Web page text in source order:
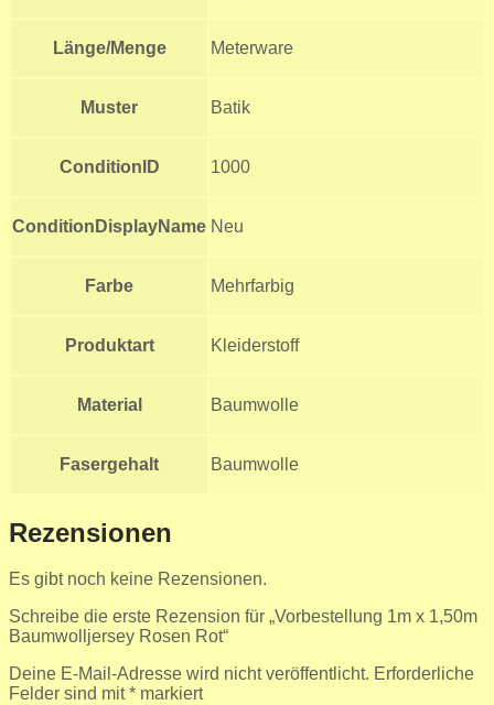
Länge/Menge Meterware
Muster Batik
ConditionID 1000
ConditionDisplayName Neu
Farbe Mehrfarbig
Produktart Kleiderstoff
Material Baumwolle
Fasergehalt Baumwolle
Rezensionen
Es gibt noch keine Rezensionen.
Schreibe die erste Rezension für „Vorbestellung 1m x 1,50m
Baumwolljersey Rosen Rot“
Deine E-Mail-Adresse wird nicht veröffentlicht. Erforderliche
Felder sind mit* markiert